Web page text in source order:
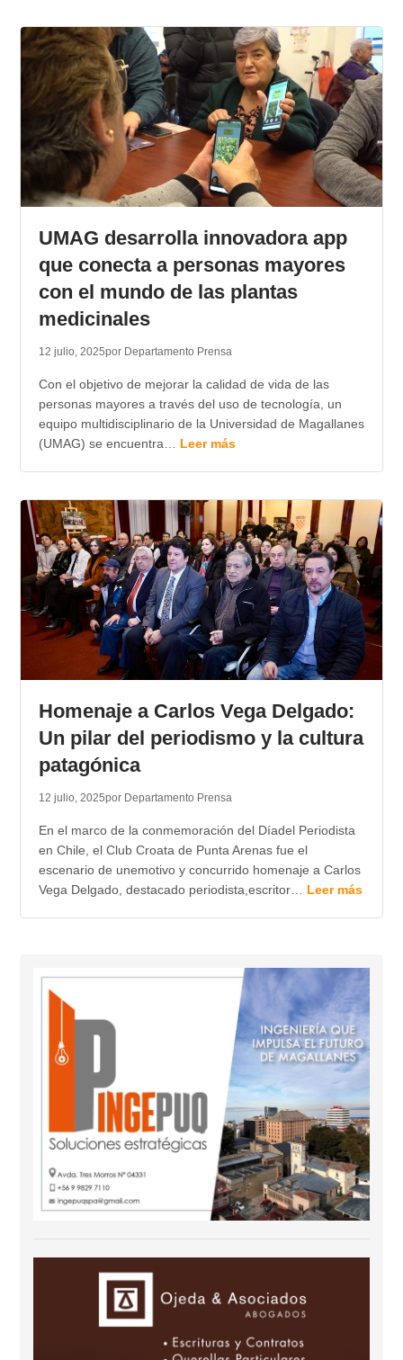
UMAG desarrolla innovadora app
que conecta a personas mayores
con el mundo de las plantas
medicinales
12 julio, 2025por Departamento Prensa
Con el objetivo de mejorar la calidad de vida de las
personas mayores a través del uso de tecnología, un
equipo multidisciplinario de la Universidad de Magallanes
(UMAG) se encuentra… Leer más
Homenaje a Carlos Vega Delgado:
Un pilar del periodismo y la cultura
patagónica
12 julio, 2025por Departamento Prensa
En el marco de la conmemoración del Díadel Periodista
en Chile, el Club Croata de Punta Arenas fue el
escenario de unemotivo y concurrido homenaje a Carlos
Vega Delgado, destacado periodista,escritor… Leer más